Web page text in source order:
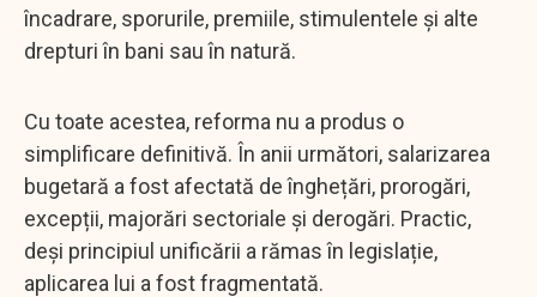
încadrare, sporurile, premiile, stimulentele și alte
drepturi în bani sau în natură.
Cu toate acestea, reforma nu a produs o
simplificare definitivă. În anii următori, salarizarea
bugetară a fost afectată de înghețări, prorogări,
excepții, majorări sectoriale și derogări. Practic,
deși principiul unificării a rămas în legislație,
aplicarea lui a fost fragmentată.